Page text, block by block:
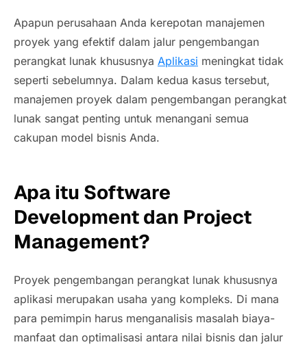
Apapun perusahaan Anda kerepotan manajemen
proyek yang efektif dalam jalur pengembangan
perangkat lunak khususnya Aplikasi meningkat tidak
seperti sebelumnya. Dalam kedua kasus tersebut,
manajemen proyek dalam pengembangan perangkat
lunak sangat penting untuk menangani semua
cakupan model bisnis Anda.
Apa itu Software
Development dan Project
Management?
Proyek pengembangan perangkat lunak khususnya
aplikasi merupakan usaha yang kompleks. Di mana
para pemimpin harus menganalisis masalah biaya-
manfaat dan optimalisasi antara nilai bisnis dan jalur